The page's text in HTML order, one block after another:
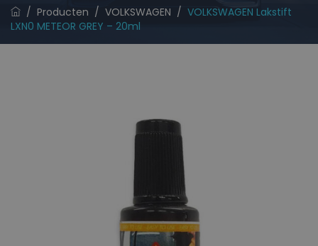
/ Producten / VOLKSWAGEN / VOLKSWAGEN Lakstift
LXN0 METEOR GREY – 20ml